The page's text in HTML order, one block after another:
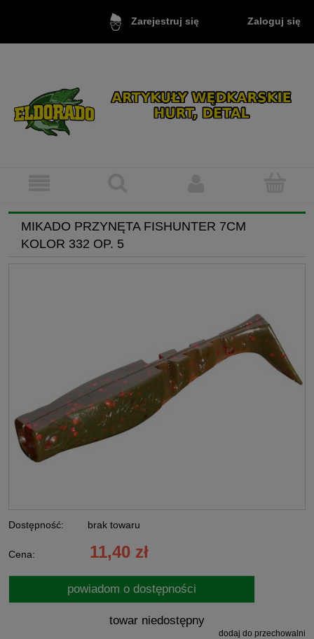
Zarejestruj się Zaloguj się
MIKADO PRZYNĘTA FISHUNTER 7CM
KOLOR 332 OP. 5
Dostępność: brak towaru
Cena: 11,40 zł
powiadom o dostępności
towar niedostępny
dodaj do przechowalni